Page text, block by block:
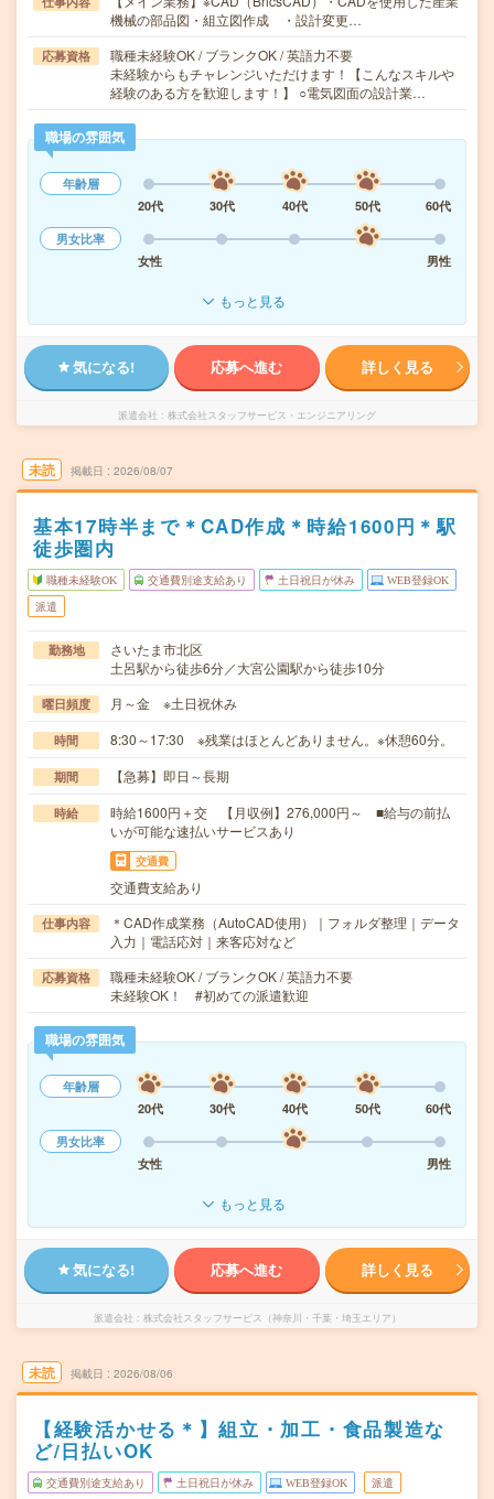
機械の部品図・組立図作成 ・設計変更…
応募資格
職種未経験OK / ブランクOK / 英語力不要
未経験からもチャレンジいただけます！【こんなスキルや
経験のある方を歓迎します！】 ○電気図面の設計業…
職場の雰囲気
年齢層
20代
30代 40代 50代
60代
男女比率
女性
男性
もっと見る
気になる! 応募へ進む 詳しく見る
派遣会社 株式会社スタッフサービス・エンジニアリング
未読 掲載日 2026/08/07
基本17時半まで＊CAD作成＊時給1600円＊駅
徒歩圏内
職種未経験OK 交通費別途支給あり 土日祝日が休み WEB登録OK
派遣
勤務地
さいたま市北区
土呂駅から徒歩6分／大宮公園駅から徒歩10分
曜日頻度 月～金 ※土日祝休み
時間 8:30～17:30 ※残業はほとんどありません。※休憩60分。
期間 【急募】即日～長期
時給
時給1600円＋交 【月収例】276,000円～ ■給与の前払
いが可能な速払いサービスあり
交通費
交通費支給あり
仕事内容
＊CAD作成業務（AutoCAD使用）｜フォルダ整理｜データ
入力｜電話応対｜来客応対など
応募資格
職種未経験OK / ブランクOK / 英語力不要
未経験OK！ #初めての派遣歓迎
職場の雰囲気
年齢層
20代
30代 40代 50代
60代
男女比率
女性
男性
もっと見る
気になる! 応募へ進む 詳しく見る
派遣会社 株式会社スタッフサービス（神奈川・千葉・埼玉エリア）
未読 掲載日 2026/08/06
【経験活かせる＊】組立・加工・食品製造な
ど/日払いOK
交通費別途支給あり 土日祝日が休み WEB登録OK 派遣